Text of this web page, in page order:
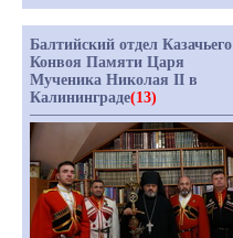
Балтийский отдел Казачьего
Конвоя Памяти Царя
Мученика Николая II в
Калининграде(13)